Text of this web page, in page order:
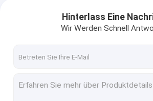
nahtlose SS leiten
Edelstahlblechtafel
Hinterlass Eine
Wir Werden Schnell